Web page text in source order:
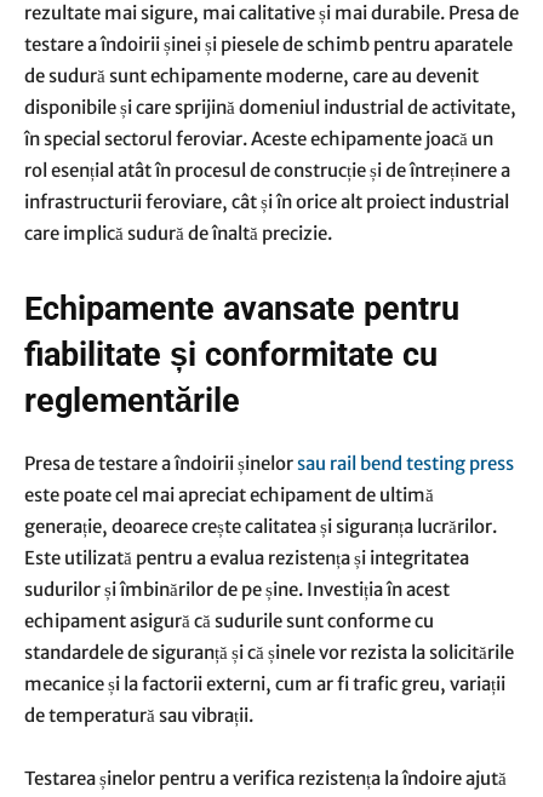
rezultate mai sigure, mai calitative și mai durabile. Presa de
testare a îndoirii șinei și piesele de schimb pentru aparatele
de sudură sunt echipamente moderne, care au devenit
disponibile și care sprijină domeniul industrial de activitate,
în special sectorul feroviar. Aceste echipamente joacă un
rol esențial atât în procesul de construcție și de întreținere a
infrastructurii feroviare, cât și în orice alt proiect industrial
care implică sudură de înaltă precizie.
Echipamente avansate pentru
fiabilitate și conformitate cu
reglementările
Presa de testare a îndoirii șinelorsau rail bend testing press
este poate cel mai apreciat echipament de ultimă
generație, deoarece crește calitatea și siguranța lucrărilor.
Este utilizată pentru a evalua rezistența și integritatea
sudurilor și îmbinărilor de pe șine. Investiția în acest
echipament asigură că sudurile sunt conforme cu
standardele de siguranță și că șinele vor rezista la solicitările
mecanice și la factorii externi, cum ar fi trafic greu, variații
de temperatură sau vibrații.
Testarea șinelor pentru a verifica rezistența la îndoire ajută